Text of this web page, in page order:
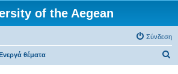
of the Aegean
Σύνδεση
θέματα